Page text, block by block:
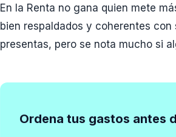
En la Renta no gana quien mete
bien respaldados y coherentes
presentas, pero se nota mucho si
Ordena tus gastos antes